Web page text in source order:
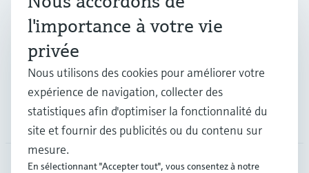
Industries
Support
Société
l'importance à votre vie
privée
Nous utilisons des cookies pour améliorer votre
expérience de navigation, collecter des
statistiques afin d'optimiser la fonctionnalité du
site et fournir des publicités ou du contenu sur
mesure.
En sélectionnant "Accepter tout", vous consentez à notre